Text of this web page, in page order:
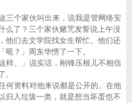
三个家伙叫出来，说我是管网络安
么了？三个家伙赌咒发誓说上午没
他们去文学院找女生帮忙。他们还
？」周东华愣了一下。
样。」说实话，刚锋压根儿不相信
。
何资料对他来说都是公开的。在他
归入垃圾一类，就是想当坏蛋也不